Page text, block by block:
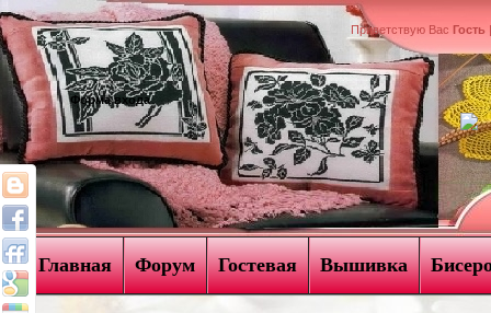
Форма входа
Приветствую Вас Гость
Главная Форум Гостевая Вышивка